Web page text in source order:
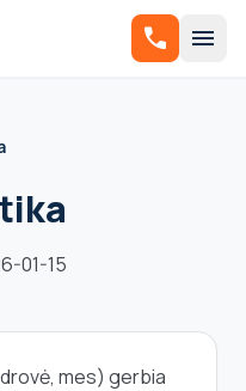
call menu
01-15
mes) gerbia